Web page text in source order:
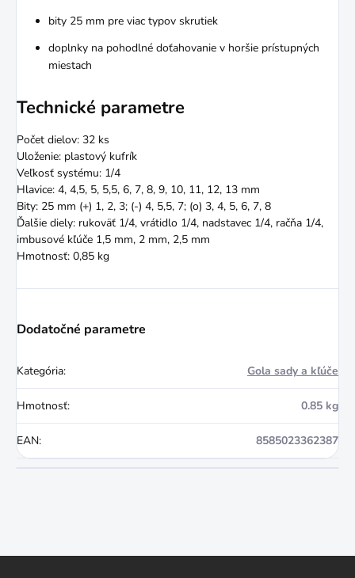
bity 25 mm pre viac typov skrutiek
doplnky na pohodlné doťahovanie v horšie prístupných
miestach
Technické parametre
Počet dielov: 32 ks
Uloženie: plastový kufrík
Veľkosť systému: 1/4
Hlavice: 4, 4,5, 5, 5,5, 6, 7, 8, 9, 10, 11, 12, 13 mm
Bity: 25 mm (+) 1, 2, 3; (-) 4, 5,5, 7; (o) 3, 4, 5, 6, 7, 8
Ďalšie diely: rukoväť 1/4, vrátidlo 1/4, nadstavec 1/4, račňa 1/4,
imbusové kľúče 1,5 mm, 2 mm, 2,5 mm
Hmotnosť: 0,85 kg
Dodatočné parametre
Kategória: Gola sady a kľúče
Hmotnosť: 0.85 kg
EAN: 8585023362387